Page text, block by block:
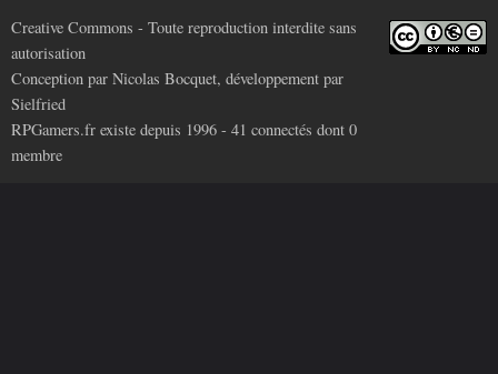
Infos
légales
Creative Commons - Toute reproduction interdite sans
autorisation
Conception par Nicolas Bocquet, développement par
Sielfried
RPGamers.fr existe depuis 1996 - 41 connectés dont 0
membre